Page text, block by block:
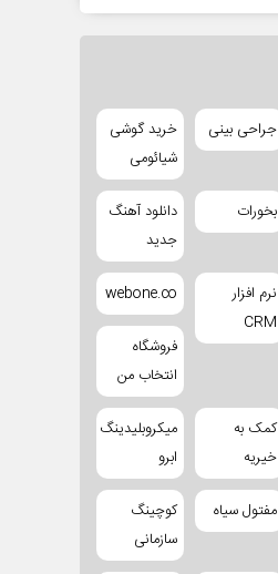
جراحی بینی
خرید گوشی
شیائومی
بخورات
دانلود آهنگ
جدید
نرم افزار
CRM
webone.co
فروشگاه
انتخاب من
کمک به
خیریه
میکروبلیدینگ
ابرو
مفتول سیاه
کوچینگ
سازمانی